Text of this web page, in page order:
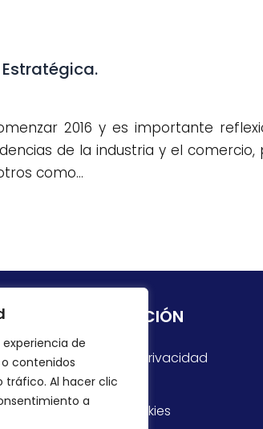
de
contenidos
tráfico. Al hacer clic
a
2016 y es importante
de la industria y el comercio,
como…
INFORMACIÓN
Política de Privacidad
Aviso Legal
Política Cookies